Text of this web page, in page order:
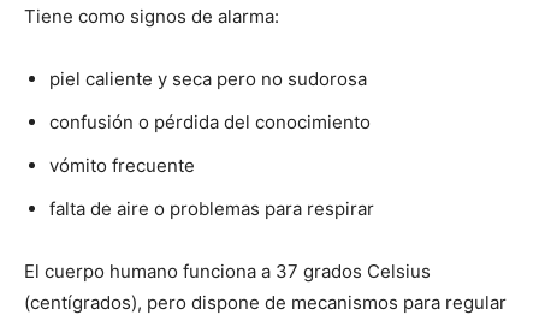
Tiene como signos de alarma:
piel caliente y seca pero no sudorosa
confusión o pérdida del conocimiento
vómito frecuente
falta de aire o problemas para respirar
El cuerpo humano funciona a 37 grados Celsius
(centígrados), pero dispone de mecanismos para regular